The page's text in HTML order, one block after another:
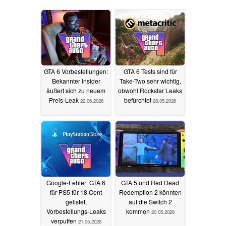
GTA 6 Vorbestellungen:
Bekannter Insider
äußert sich zu neuem
Preis-Leak 22.06.2026
GTA 6 Tests sind für
Take-Two sehr wichtig,
obwohl Rockstar Leaks
befürchtet 28.05.2026
Google-Fehler: GTA 6
für PS5 für 18 Cent
gelistet,
Vorbestellungs-Leaks
verpuffen 21.05.2026
GTA 5 und Red Dead
Redemption 2 könnten
auf die Switch 2
kommen 20.05.2026